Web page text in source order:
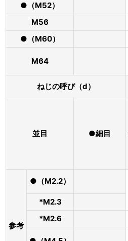
●（M52）
M56
●（M60）
M64
ねじの呼び（d）
並目 ●細目
参考
●（M2.2）
*M2.3
*M2.6